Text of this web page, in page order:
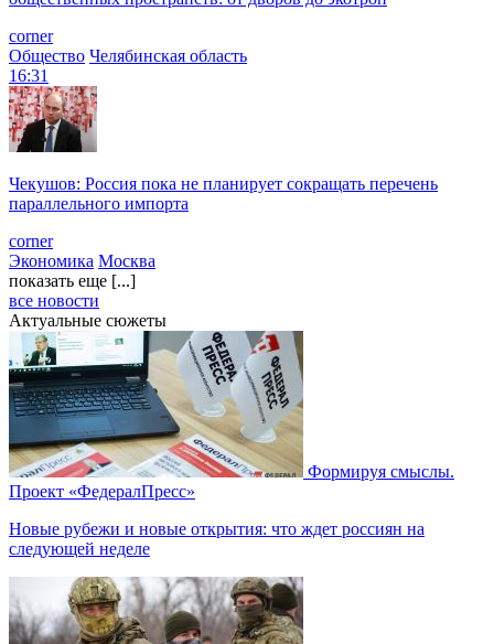
corner
Общество Челябинская область
16:31
Чекушов: Россия пока не планирует сокращать перечень
параллельного импорта
corner
Экономика Москва
показать еще [...]
все новости
Актуальные сюжеты
Формируя смыслы.
Проект «ФедералПресс»
Новые рубежи и новые открытия: что ждет россиян на
следующей неделе